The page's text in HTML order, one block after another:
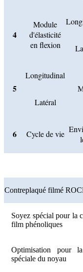
4
Module
d'élasticité
en flexion
5
Longitudinal
Latéral
6 Cycle de vie
Contreplaqué filmé
Soyez spécial pour la
film phénoliques
Optimisation pour
spéciale du noyau